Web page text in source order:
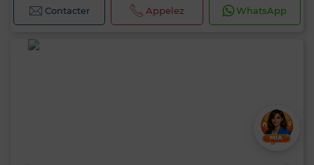
Contacter Appelez WhatsApp